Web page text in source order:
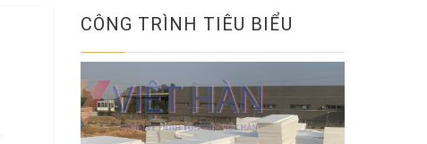
CÔNG TRÌNH TIÊU BIỂU